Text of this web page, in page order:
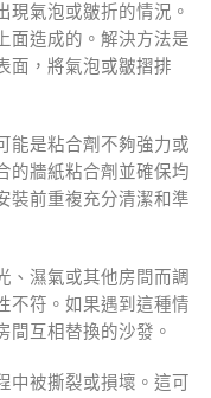
現氣泡或皺折的情況。
面造成的。解決方法是
面，將氣泡或皺摺排
能是粘合劑不夠強力或
的牆紙粘合劑並確保均
裝前重複充分清潔和準
、濕氣或其他房間而調
不符。如果遇到這種情
間互相替換的沙發。
中被撕裂或損壞。這可